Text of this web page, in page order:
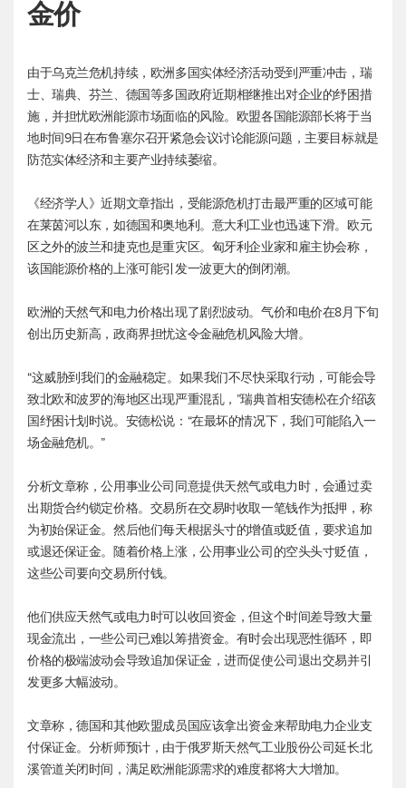
金价
由于乌克兰危机持续，欧洲多国实体经济活动受到严重冲击，瑞
士、瑞典、芬兰、德国等多国政府近期相继推出对企业的纾困措
施，并担忧欧洲能源市场面临的风险。欧盟各国能源部长将于当
地时间9日在布鲁塞尔召开紧急会议讨论能源问题，主要目标就是
防范实体经济和主要产业持续萎缩。
《经济学人》近期文章指出，受能源危机打击最严重的区域可能
在莱茵河以东，如德国和奥地利。意大利工业也迅速下滑。欧元
区之外的波兰和捷克也是重灾区。匈牙利企业家和雇主协会称，
该国能源价格的上涨可能引发一波更大的倒闭潮。
欧洲的天然气和电力价格出现了剧烈波动。气价和电价在8月下旬
创出历史新高，政商界担忧这令金融危机风险大增。
“这威胁到我们的金融稳定。如果我们不尽快采取行动，可能会导
致北欧和波罗的海地区出现严重混乱，”瑞典首相安德松在介绍该
国纾困计划时说。安德松说：“在最坏的情况下，我们可能陷入一
场金融危机。”
分析文章称，公用事业公司同意提供天然气或电力时，会通过卖
出期货合约锁定价格。交易所在交易时收取一笔钱作为抵押，称
为初始保证金。然后他们每天根据头寸的增值或贬值，要求追加
或退还保证金。随着价格上涨，公用事业公司的空头头寸贬值，
这些公司要向交易所付钱。
他们供应天然气或电力时可以收回资金，但这个时间差导致大量
现金流出，一些公司已难以筹措资金。有时会出现恶性循环，即
价格的极端波动会导致追加保证金，进而促使公司退出交易并引
发更多大幅波动。
文章称，德国和其他欧盟成员国应该拿出资金来帮助电力企业支
付保证金。分析师预计，由于俄罗斯天然气工业股份公司延长北
溪管道关闭时间，满足欧洲能源需求的难度都将大大增加。